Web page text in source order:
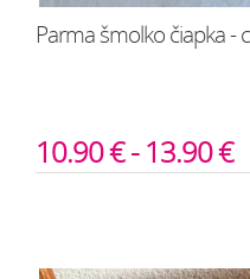
Parma šmolko čiapka -
10.90 € - 13.90 €